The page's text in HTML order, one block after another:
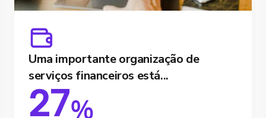
Uma importante organização de
serviços financeiros está...
27%